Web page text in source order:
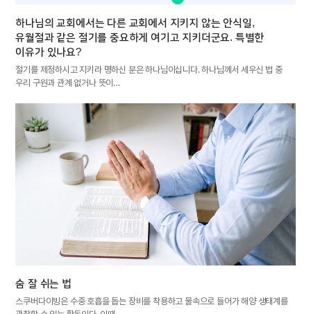
하나님의 교회에서는 다른 교회에서 지키지 않는 안식일,
유월절과 같은 절기를 중요하게 여기고 지키더군요. 특별한
이유가 있나요?
절기를 제정하시고 지키라 명하신 분은 하나님이십니다. 하나님께서 세우신 법 중
우리 구원과 관계 없거나 뜻이…
숨 잘 쉬는 법
스쿠버다이빙은 수중 호흡을 돕는 장비를 착용하고 물속으로 들어가 해양 생태계를